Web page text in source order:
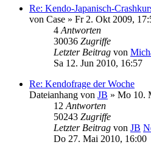
Re: Kendo-Japanisch-
von Case » Fr 2. Okt 2009,
4 Antworten
30036 Zugriffe
Letzter Beitrag von
Sa 12. Jun 2010, 16:57
Re: Kendofrage der Woche
Dateianhang von JB » Mo 10.
12 Antworten
50243 Zugriffe
Letzter Beitrag von JB
Do 27. Mai 2010, 16:00